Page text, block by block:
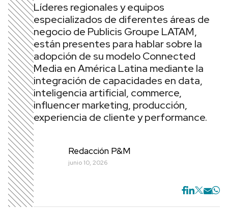
Líderes regionales y equipos
especializados de diferentes áreas de
negocio de Publicis Groupe LATAM,
están presentes para hablar sobre la
adopción de su modelo Connected
Media en América Latina mediante la
integración de capacidades en data,
inteligencia artificial, commerce,
influencer marketing, producción,
experiencia de cliente y performance.
Redacción P&M
junio 10, 2026